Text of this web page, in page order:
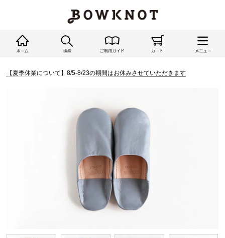
【夏季休業について】8/5-8/23の期間はお休みさせていただきます